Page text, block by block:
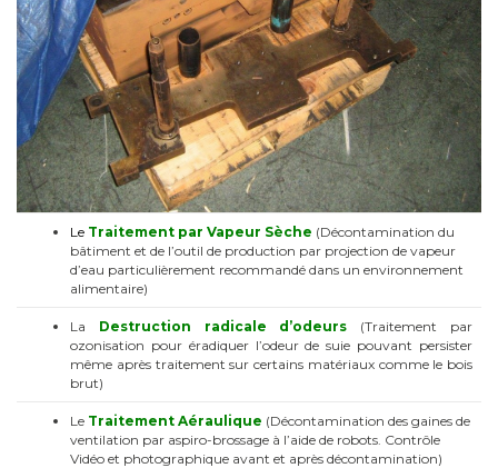
Cryogénie
Le Traitement par Vapeur Sèche (Décontamination du
bâtiment et de l’outil de production par projection de vapeur
d’eau particulièrement recommandé dans un environnement
alimentaire)
La Destruction radicale d’odeurs (Traitement par
ozonisation pour éradiquer l’odeur de suie pouvant persister
même après traitement sur certains matériaux comme le bois
brut)
Le Traitement Aéraulique (Décontamination des gaines de
ventilation par aspiro-brossage à l’aide de robots. Contrôle
Vidéo et photographique avant et après décontamination)